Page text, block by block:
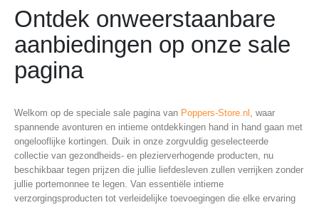
Ontdek onweerstaanbare
aanbiedingen op onze sale
pagina
Welkom op de speciale sale pagina van Poppers-Store.nl
, waar
spannende avonturen en intieme ontdekkingen hand in hand gaan met
ongelooflijke kortingen. Duik in onze zorgvuldig geselecteerde
collectie van gezondheids- en plezierverhogende producten, nu
beschikbaar tegen prijzen die jullie liefdesleven zullen verrijken zonder
jullie portemonnee te legen. Van essentiële intieme
verzorgingsproducten tot verleidelijke toevoegingen die elke ervaring